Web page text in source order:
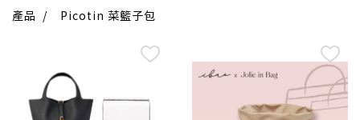
產品 / Picotin 菜籃子包